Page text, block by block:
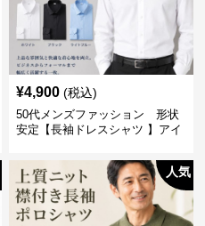
¥4,900 (税込)
50代メンズファッション 形状
安定【長袖ドレスシャツ 】アイ
人気